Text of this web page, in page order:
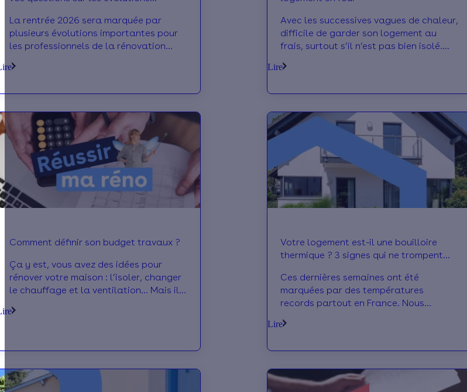
La rentrée 2026 sera marquée par
plusieurs évolutions importantes pour
les professionnels de la rénovation
Pouce Chauffage, rénovation
encore qualification RGE : voici les
réponses aux principales questions que
vous vous posez pour anticiper les
prochains mois.
Avec les successives vagues de chaleur,
difficile de garder son logement au
frais, surtout s’il n’est pas bien isolé.
contribuer à réchauffer votre maison :
Lire
Comment définir son budget travaux ?
Ça y est, vous avez des idées pour
rénover votre maison : l’isoler, changer
le chauffage et la ventilation… Mais il
financement ! Comment évaluer le
? Quid du reste à charge ? On vous
explique comment avancer sur le
budget de vos travaux.
Votre logement est-il une bouilloire
thermique ? 3 signes qui ne trompent
Ces dernières semaines ont été
marquées par des températures
records partout en France. Nous
point notre logement résiste mal à la
c’est la définition d’une bouilloire
thermique ! Au-delà des ressentis
généraux, voici les 3 signes qui
Lire